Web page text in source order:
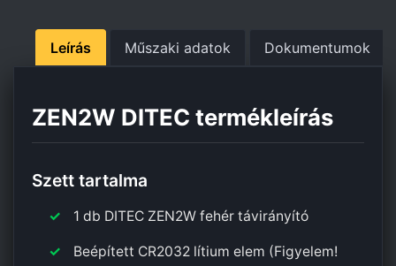
Leírás Műszaki adatok Dokumentumok
ZEN2W DITEC termékleírás
Szett tartalma
1 db DITEC ZEN2W fehér távirányító
Beépített CR2032 lítium elem (Figyelem!